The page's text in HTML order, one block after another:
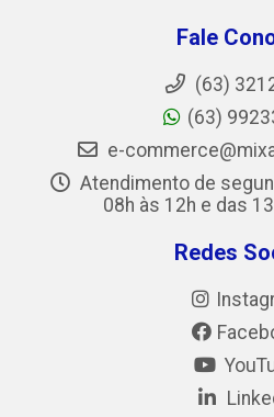
Fale
(63)
(63)
e-
Atendimento de
08h às 12h e das
Redes